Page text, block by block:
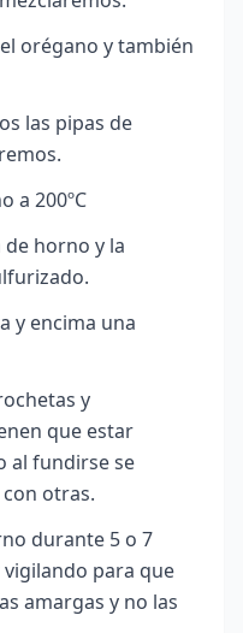
orégano y también
las pipas de
a 200ºC
horno y la
y encima una
y
que estar
al fundirse se
otras.
durante 5 o 7
para que
amargas y no las